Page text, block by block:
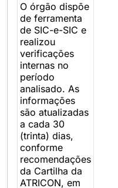
O órgão dispõe
de ferramenta
de SIC-e-SIC e
realizou
verificações
internas no
período
analisado. As
informações
são atualizadas
a cada 30
(trinta) dias,
conforme
recomendações
da Cartilha da
ATRICON, em